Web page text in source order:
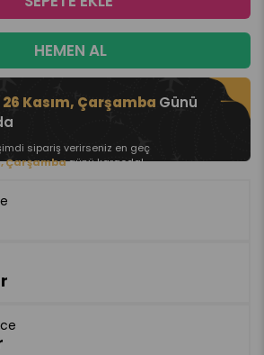
26 Kasım, Çarşamba Günü
sipariş verirseniz en geç
Çarşambagünü kargoda!